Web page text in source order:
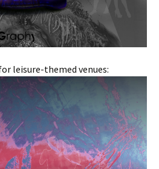
leisure-themed venues: